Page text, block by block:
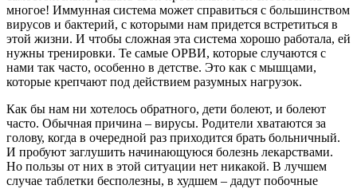
многое! Иммунная система может справиться с большинством
вирусов и бактерий, с которыми нам придется встретиться в
этой жизни. И чтобы сложная эта система хорошо работала, ей
нужны тренировки. Те самые ОРВИ, которые случаются с
нами так часто, особенно в детстве. Это как с мышцами,
которые крепчают под действием разумных нагрузок.
Как бы нам ни хотелось обратного, дети болеют, и болеют
часто. Обычная причина – вирусы. Родители хватаются за
голову, когда в очередной раз приходится брать больничный.
И пробуют заглушить начинающуюся болезнь лекарствами.
Но пользы от них в этой ситуации нет никакой. В лучшем
случае таблетки бесполезны, в худшем – дадут побочные